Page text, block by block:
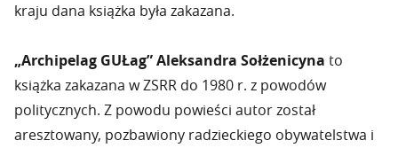
kraju dana książka była zakazana.
„Archipelag GUŁag” Aleksandra Sołżenicyna to
książka zakazana w ZSRR do 1980 r. z powodów
politycznych. Z powodu powieści autor został
aresztowany, pozbawiony radzieckiego obywatelstwa i